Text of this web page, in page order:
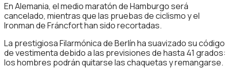
En Alemania, el medio maratón de Hamburgo será
cancelado, mientras que las pruebas de ciclismo y el
Ironman de Fráncfort han sido recortadas.
La prestigiosa Filarmónica de Berlín ha suavizado su código
de vestimenta debido a las previsiones de hasta 41 grados:
los hombres podrán quitarse las chaquetas y remangarse.